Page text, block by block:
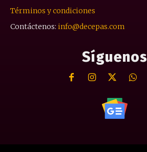
Términos y condiciones
Contáctenos: info@decepas.com
Síguenos